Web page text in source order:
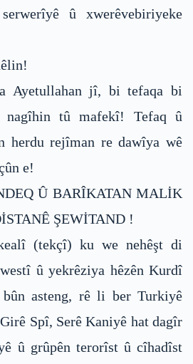
û xwerêvebiriyeke
Ayetullahan jî, bi tefaqa bi
tû mafekî! Tefaq û
herdu rejîman re dawîya wê
e!
Û BARÎKATAN MALİK
ŞEWİTAND !
(tekçî) ku we nehêşt di
û yekrêziya hêzên Kurdî
asteng, rê li ber Turkiyê
Spî, Serê Kaniyê hat dagîr
û grûpên terorîst û cîhadîst